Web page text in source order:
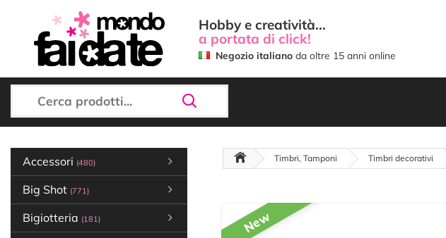
Hobby e creatività...
a portata di click!
Negozio italiano da oltre 15 anni online
Accessori (480)
Big Shot (771)
Bigiotteria (181)
Timbri, Tamponi Timbri decorativi
New